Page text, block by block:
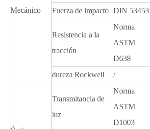
Mecánico Fuerza de impacto DIN 53453
Resistencia a la
tracción
Norma
ASTM
D638
dureza Rockwell /
Transmitancia de
luz
Norma
ASTM
D1003